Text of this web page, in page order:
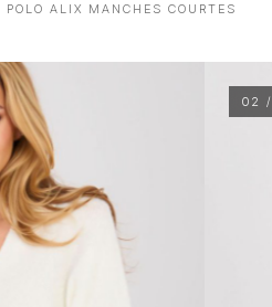
POLO ALIX MANCHES COURTES
02